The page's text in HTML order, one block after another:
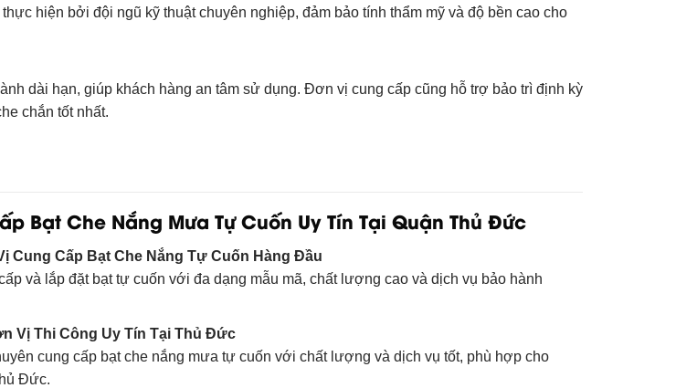
hiện bởi đội ngũ kỹ thuật chuyên nghiệp, đảm bảo tính thẩm mỹ và độ bền cao cho
dài hạn, giúp khách hàng an tâm sử dụng. Đơn vị cung cấp cũng hỗ trợ bảo trì định kỳ
chắn tốt nhất.
Bạt Che Nắng Mưa Tự Cuốn Uy Tín Tại Quận Thủ Đức
Cung Cấp Bạt Che Nắng Tự Cuốn Hàng Đầu
và lắp đặt bạt tự cuốn với đa dạng mẫu mã, chất lượng cao và dịch vụ bảo hành
Vị Thi Công Uy Tín Tại Thủ Đức
cung cấp bạt che nắng mưa tự cuốn với chất lượng và dịch vụ tốt, phù hợp cho
Đức.